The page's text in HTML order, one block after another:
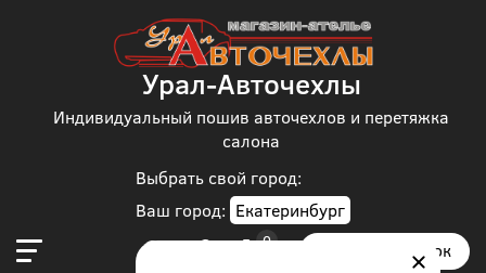
Выбрать свой город:
Ваш город: Екатеринбург
Урал-Авточехлы
Индивидуальный пошив авточехлов и перетяжка
салона
Заказать звонок